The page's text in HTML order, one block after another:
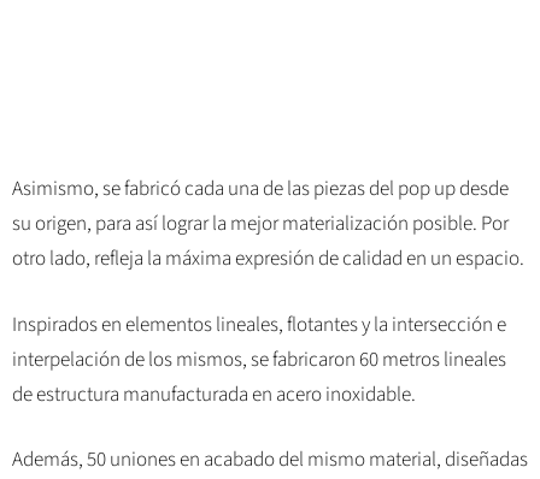
Asimismo, se fabricó cada una de las piezas del pop up desde
su origen, para así lograr la mejor materialización posible. Por
otro lado, refleja la máxima expresión de calidad en un espacio.
Inspirados en elementos lineales, flotantes y la intersección e
interpelación de los mismos, se fabricaron 60 metros lineales
de estructura manufacturada en acero inoxidable.
Además, 50 uniones en acabado del mismo material, diseñadas